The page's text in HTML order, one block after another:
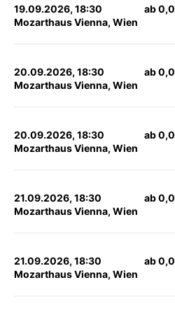
19.09.2026, 18:30
Mozarthaus Vienna, Wien
ab
20.09.2026, 18:30
Mozarthaus Vienna, Wien
ab
20.09.2026, 18:30
Mozarthaus Vienna, Wien
ab
21.09.2026, 18:30
Mozarthaus Vienna, Wien
ab
21.09.2026, 18:30
Mozarthaus Vienna, Wien
ab